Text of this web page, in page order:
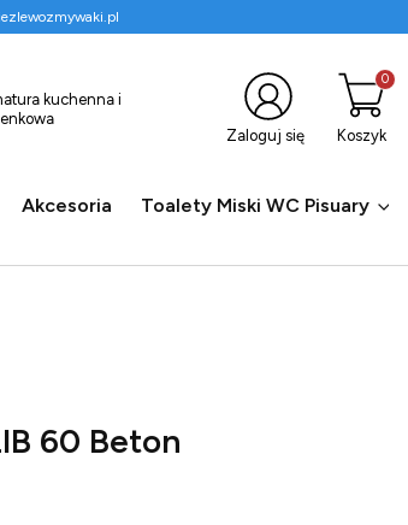
kuchenna i
Zaloguj się
Koszyk
Akcesoria Toalety Miski WC Pisuary
60 Beton